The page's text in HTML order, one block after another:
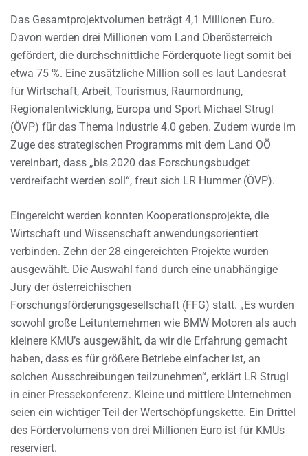
Das Gesamtprojektvolumen beträgt 4,1 Millionen Euro.
Davon werden drei Millionen vom Land Oberösterreich
gefördert, die durchschnittliche Förderquote liegt somit bei
etwa 75 %. Eine zusätzliche Million soll es laut Landesrat
für Wirtschaft, Arbeit, Tourismus, Raumordnung,
Regionalentwicklung, Europa und Sport Michael Strugl
(ÖVP) für das Thema Industrie 4.0 geben. Zudem wurde im
Zuge des strategischen Programms mit dem Land OÖ
vereinbart, dass „bis 2020 das Forschungsbudget
verdreifacht werden soll“, freut sich LR Hummer (ÖVP).
Eingereicht werden konnten Kooperationsprojekte, die
Wirtschaft und Wissenschaft anwendungsorientiert
verbinden. Zehn der 28 eingereichten Projekte wurden
ausgewählt. Die Auswahl fand durch eine unabhängige
Jury der österreichischen
Forschungsförderungsgesellschaft (FFG) statt. „Es wurden
sowohl große Leitunternehmen wie BMW Motoren als auch
kleinere KMU’s ausgewählt, da wir die Erfahrung gemacht
haben, dass es für größere Betriebe einfacher ist, an
solchen Ausschreibungen teilzunehmen“, erklärt LR Strugl
in einer Pressekonferenz. Kleine und mittlere Unternehmen
seien ein wichtiger Teil der Wertschöpfungskette. Ein Drittel
des Fördervolumens von drei Millionen Euro ist für KMUs
reserviert.